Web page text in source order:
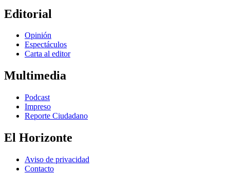
Editorial
Opinión
Espectáculos
Carta al editor
Multimedia
Podcast
Impreso
Reporte Ciudadano
El Horizonte
Aviso de privacidad
Contacto